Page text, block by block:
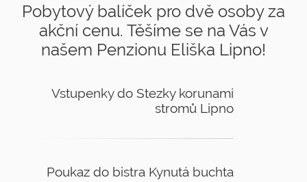
Pobytový balíček pro dvě osoby za
akční cenu. Těšíme se na Vás v
našem Penzionu Eliška Lipno!
Vstupenky do Stezky korunami
stromů Lipno
Poukaz do bistra Kynutá buchta